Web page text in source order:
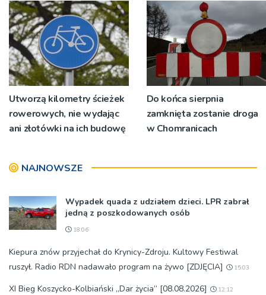
pokoleń
Utworzą kilometry ścieżek
rowerowych, nie wydając
ani złotówki na ich budowę
Do końca sierpnia
zamknięta zostanie droga
w Chomranicach
NAJNOWSZE
Wypadek quada z udziałem dzieci. LPR zabrał
jedną z poszkodowanych osób
18:06
Kiepura znów przyjechał do Krynicy-Zdroju. Kultowy Festiwal
ruszył. Radio RDN nadawało program na żywo [ZDJĘCIA]
15:03
XI Bieg Koszycko-Kolbiański „Dar życia” [08.08.2026] 12:12